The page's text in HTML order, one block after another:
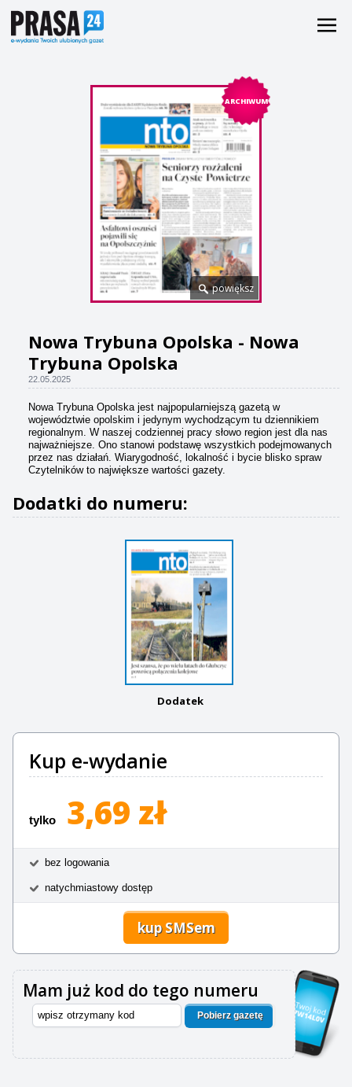
ARCHIWUM
powiększ
Nowa Trybuna Opolska - Nowa
Trybuna Opolska
22.05.2025
Nowa Trybuna Opolska jest najpopularniejszą gazetą w
województwie opolskim i jedynym wychodzącym tu dziennikiem
regionalnym. W naszej codziennej pracy słowo region jest dla nas
najważniejsze. Ono stanowi podstawę wszystkich podejmowanych
przez nas działań. Wiarygodność, lokalność i bycie blisko spraw
Czytelników to największe wartości gazety.
Dodatki do numeru:
Dodatek
Kup e-wydanie
tylko 3,69 zł
bez logowania
natychmiastowy dostęp
kup SMSem
Mam już kod do tego numeru
Pobierz gazetę